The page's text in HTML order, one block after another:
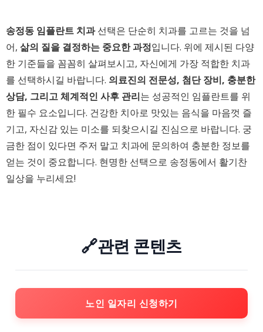
송정동 임플란트 치과선택은 단순히 치과를 고르는 것을 넘
어, 삶의 질을 결정하는 중요한 과정입니다. 위에 제시된 다양
한 기준들을 꼼꼼히 살펴보시고, 자신에게 가장 적합한 치과
를 선택하시길 바랍니다. 의료진의 전문성, 첨단 장비, 충분한
상담, 그리고 체계적인 사후 관리는 성공적인 임플란트를 위
한 필수 요소입니다. 건강한 치아로 맛있는 음식을 마음껏 즐
기고, 자신감 있는 미소를 되찾으시길 진심으로 바랍니다. 궁
금한 점이 있다면 주저 말고 치과에 문의하여 충분한 정보를
얻는 것이 중요합니다. 현명한 선택으로 송정동에서 활기찬
일상을 누리세요!
🔗관련 콘텐츠
노인 일자리 신청하기